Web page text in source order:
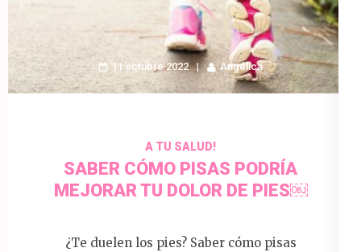
11 octubre 2022 Angélica
A TU SALUD!
SABER CÓMO PISAS PODRÍA
MEJORAR TU DOLOR DE PIES￼
¿Te duelen los pies? Saber cómo pisas